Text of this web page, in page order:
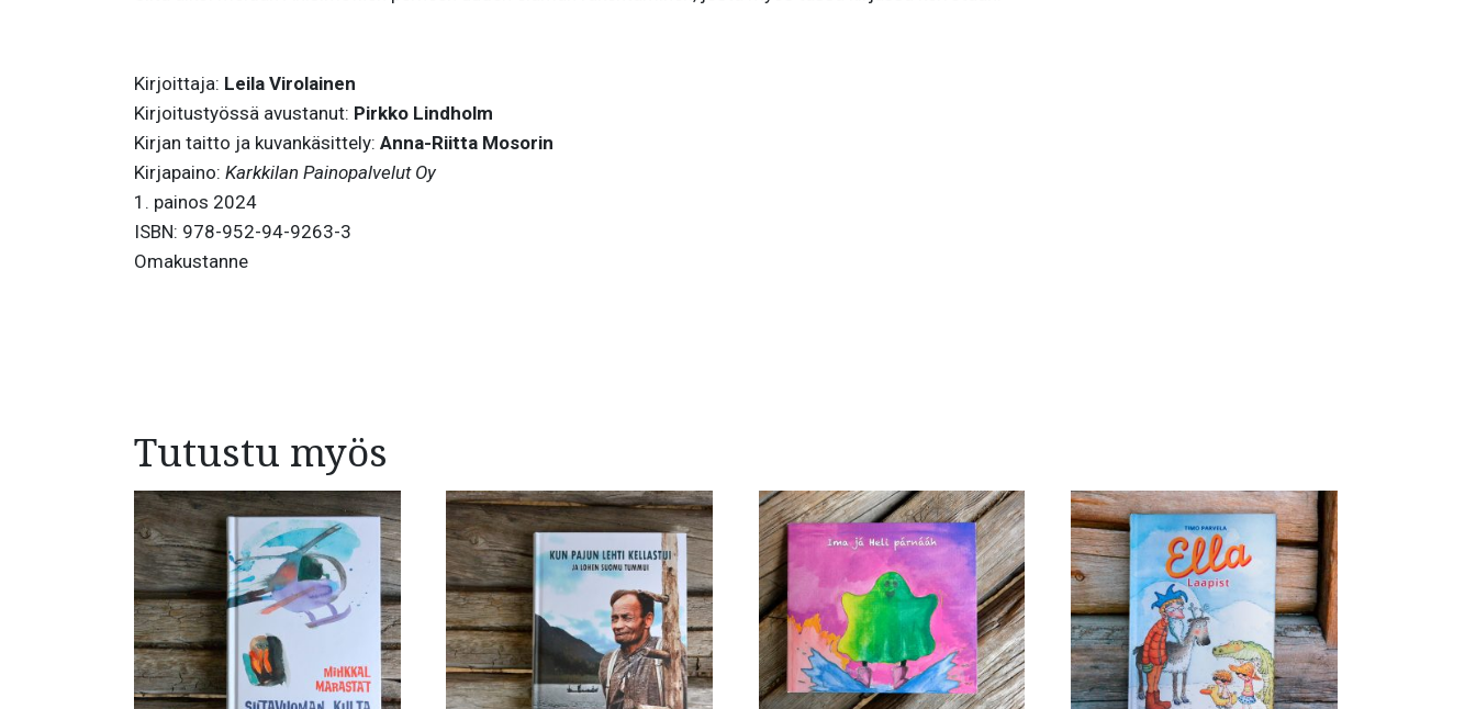
Kirjoittaja: Leila Virolainen
Kirjoitustyössä avustanut: Pirkko Lindholm
Kirjan taitto ja kuvankäsittely: Anna-Riitta Mosorin
Kirjapaino: Karkkilan Painopalvelut Oy
1. painos 2024
ISBN: 978-952-94-9263-3
Omakustanne
Tutustu myös